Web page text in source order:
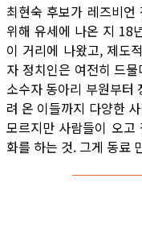
최현숙 후보가 레즈비언
위해 유세에 나온 지 18
이 거리에 나왔고, 제도
자 정치인은 여전히 드
소수자 동아리 부원부터
려 온 이들까지 다양한
모르지만 사람들이 오
화를 하는 것. 그게 동료